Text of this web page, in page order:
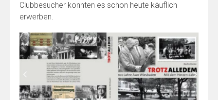
Clubbesucher konnten es schon heute käuflich
erwerben.